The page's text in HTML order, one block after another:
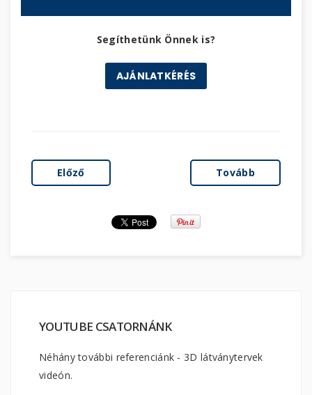
Segíthetünk Önnek is?
AJÁNLATKÉRÉS
Előző Tovább
YOUTUBE CSATORNÁNK
Néhány további referenciánk - 3D látványtervek
videón.